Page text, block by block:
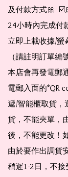
及付款方式🎀  ☑️
24小時內完成付
立即上載收據/螢
（請註明訂單
本店會再發電郵
電郵入面的*QR
遞/智能櫃取貨，
貨，不能夾單，
後，不能更改！
由於要作出調貨
稍遲1-2日，不